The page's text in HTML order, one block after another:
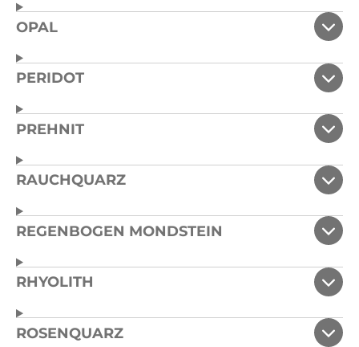
OPAL
PERIDOT
PREHNIT
RAUCHQUARZ
REGENBOGEN MONDSTEIN
RHYOLITH
ROSENQUARZ